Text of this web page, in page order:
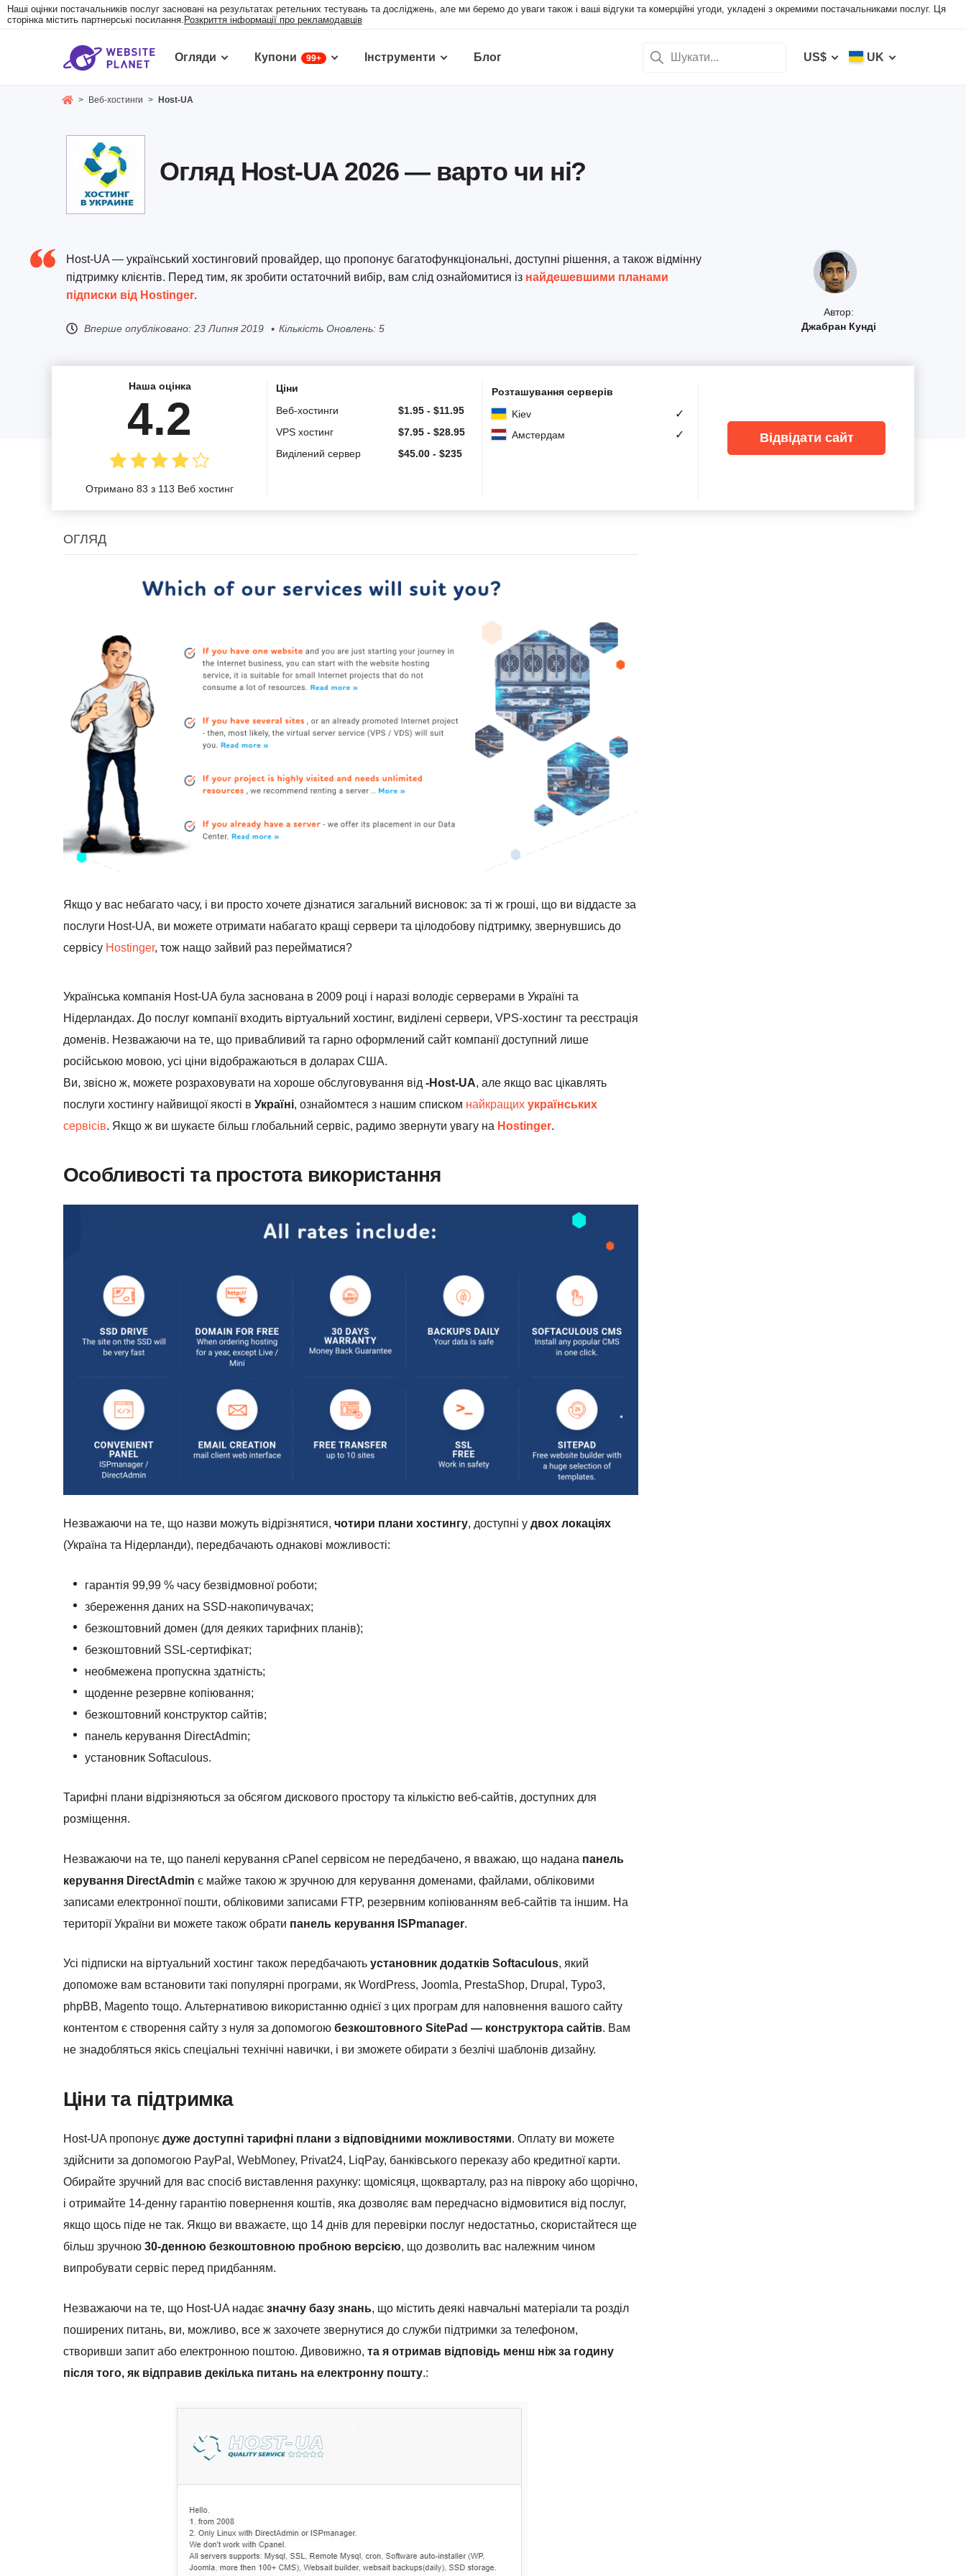
Наші оцінки постачальників послуг засновані на результатах ретельних тестувань та досліджень, але ми беремо до уваги також і ваші відгуки та комерційні угоди, укладені з окремими постачальниками послуг. Ця
сторінка містить партнерські посилання. Розкриття інформації про рекламодавців
Огляди Купони 99+ Інструменти Блог US$ UK
> Веб-хостинги > Host-UA
Огляд Host-UA 2026 — варто чи ні?
Автор:
Джабран Кунді
Host-UA — український хостинговий провайдер, що пропонує багатофункціональні, доступні рішення, а також відмінну
підтримку клієнтів. Перед тим, як зробити остаточний вибір, вам слід ознайомитися із найдешевшими планами
підписки від Hostinger.
Вперше опубліковано: 23 Липня 2019 Кількість Оновлень: 5
Наша оцінка
4.2
Отримано 83 з 113 Веб хостинг
Ціни
Веб-хостинги
$1.95 - $11.95
VPS хостинг
$7.95 - $28.95
Виділений сервер
$45.00 - $235
Розташування серверів
Kiev
✓
Амстердам ✓ Відвідати сайт
ОГЛЯД
Якщо у вас небагато часу, і ви просто хочете дізнатися загальний висновок: за ті ж гроші, що ви віддасте за
послуги Host-UA, ви можете отримати набагато кращі сервери та цілодобову підтримку, звернувшись до
сервісу Hostinger, тож нащо зайвий раз перейматися?
Українська компанія Host-UA була заснована в 2009 році і наразі володіє серверами в Україні та
Нідерландах. До послуг компанії входить віртуальний хостинг, виділені сервери, VPS-хостинг та реєстрація
доменів. Незважаючи на те, що привабливий та гарно оформлений сайт компанії доступний лише
російською мовою, усі ціни відображаються в доларах США.
Ви, звісно ж, можете розраховувати на хороше обслуговування від -Host-UA, але якщо вас цікавлять
послуги хостингу найвищої якості в Україні, ознайомтеся з нашим списком найкращих українських
сервісів. Якщо ж ви шукаєте більш глобальний сервіс, радимо звернути увагу на Hostinger.
Особливості та простота використання
Незважаючи на те, що назви можуть відрізнятися, чотири плани хостингу, доступні у двох локаціях
(Україна та Нідерланди), передбачають однакові можливості:
гарантія 99,99 % часу безвідмовної роботи;
збереження даних на SSD-накопичувачах;
безкоштовний домен (для деяких тарифних планів);
безкоштовний SSL-сертифікат;
необмежена пропускна здатність;
щоденне резервне копіювання;
безкоштовний конструктор сайтів;
панель керування DirectAdmin;
установник Softaculous.
Тарифні плани відрізняються за обсягом дискового простору та кількістю веб-сайтів, доступних для
розміщення.
Незважаючи на те, що панелі керування cPanel сервісом не передбачено, я вважаю, що надана панель
керування DirectAdmin є майже такою ж зручною для керування доменами, файлами, обліковими
записами електронної пошти, обліковими записами FTP, резервним копіюванням веб-сайтів та іншим. На
території України ви можете також обрати панель керування ISPmanager.
Усі підписки на віртуальний хостинг також передбачають установник додатків Softaculous, який
допоможе вам встановити такі популярні програми, як WordPress, Joomla, PrestaShop, Drupal, Typo3,
phpBB, Magento тощо. Альтернативою використанню однієї з цих програм для наповнення вашого сайту
контентом є створення сайту з нуля за допомогою безкоштовного SitePad — конструктора сайтів. Вам
не знадобляться якісь спеціальні технічні навички, і ви зможете обирати з безлічі шаблонів дизайну.
Ціни та підтримка
Host-UA пропонує дуже доступні тарифні плани з відповідними можливостями. Оплату ви можете
здійснити за допомогою PayPal, WebMoney, Privat24, LiqPay, банківського переказу або кредитної карти.
Обирайте зручний для вас спосіб виставлення рахунку: щомісяця, щокварталу, раз на півроку або щорічно,
і отримайте 14-денну гарантію повернення коштів, яка дозволяє вам передчасно відмовитися від послуг,
якщо щось піде не так. Якщо ви вважаєте, що 14 днів для перевірки послуг недостатньо, скористайтеся ще
більш зручною 30-денною безкоштовною пробною версією, що дозволить вас належним чином
випробувати сервіс перед придбанням.
Незважаючи на те, що Host-UA надає значну базу знань, що містить деякі навчальні матеріали та розділ
поширених питань, ви, можливо, все ж захочете звернутися до служби підтримки за телефоном,
створивши запит або електронною поштою. Дивовижно, та я отримав відповідь менш ніж за годину
після того, як відправив декілька питань на електронну пошту.: